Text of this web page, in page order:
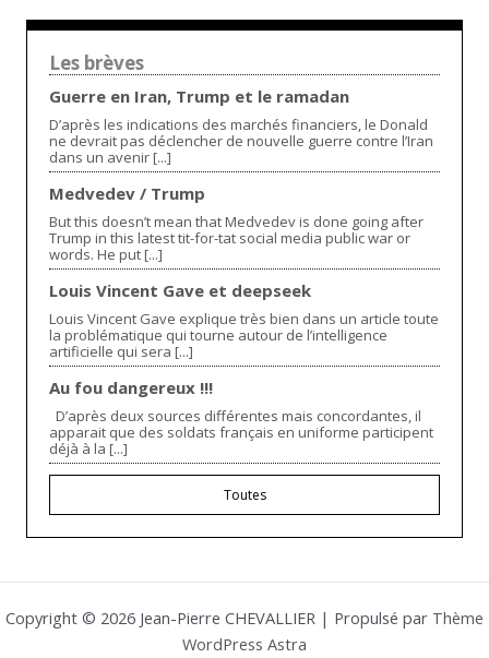
Les brèves
Guerre en Iran, Trump et le ramadan
D’après les indications des marchés financiers, le Donald
ne devrait pas déclencher de nouvelle guerre contre l’Iran
dans un avenir [...]
Medvedev / Trump
But this doesn’t mean that Medvedev is done going after
Trump in this latest tit-for-tat social media public war or
words. He put [...]
Louis Vincent Gave et deepseek
Louis Vincent Gave explique très bien dans un article toute
la problématique qui tourne autour de l’intelligence
artificielle qui sera [...]
Au fou dangereux !!!
D’après deux sources différentes mais concordantes, il
apparait que des soldats français en uniforme participent
déjà à la [...]
Toutes
Copyright © 2026 Jean-Pierre CHEVALLIER | Propulsé par Thème
WordPress Astra